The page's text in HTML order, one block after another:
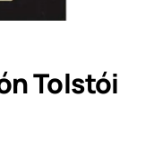
Tolstói